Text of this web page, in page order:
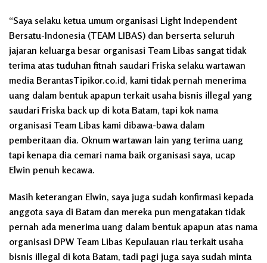
“Saya selaku ketua umum organisasi Light Independent
Bersatu-Indonesia (TEAM LIBAS) dan berserta seluruh
jajaran keluarga besar organisasi Team Libas sangat tidak
terima atas tuduhan fitnah saudari Friska selaku wartawan
media BerantasTipikor.co.id, kami tidak pernah menerima
uang dalam bentuk apapun terkait usaha bisnis illegal yang
saudari Friska back up di kota Batam, tapi kok nama
organisasi Team Libas kami dibawa-bawa dalam
pemberitaan dia. Oknum wartawan lain yang terima uang
tapi kenapa dia cemari nama baik organisasi saya, ucap
Elwin penuh kecawa.
Masih keterangan Elwin, saya juga sudah konfirmasi kepada
anggota saya di Batam dan mereka pun mengatakan tidak
pernah ada menerima uang dalam bentuk apapun atas nama
organisasi DPW Team Libas Kepulauan riau terkait usaha
bisnis illegal di kota Batam, tadi pagi juga saya sudah minta